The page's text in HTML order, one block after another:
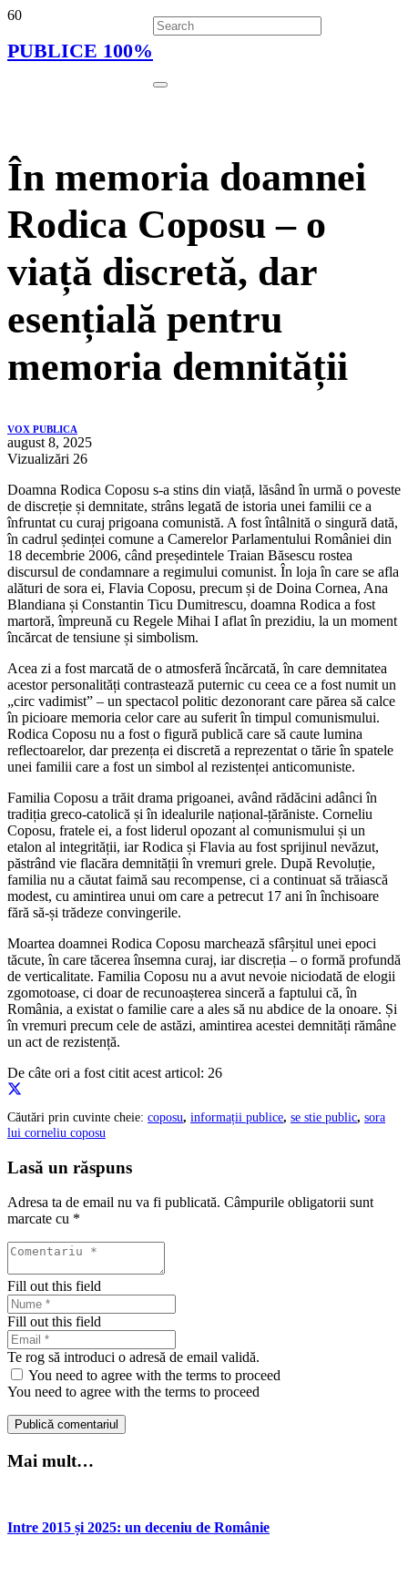
PUBLICE 100%
În memoria doamnei
Rodica Coposu – o
viață discretă, dar
esențială pentru
memoria demnității
VOX PUBLICA
august 8, 2025
Vizualizări 26
Doamna Rodica Coposu s-a stins din viață, lăsând în urmă o poveste
de discreție și demnitate, strâns legată de istoria unei familii ce a
înfruntat cu curaj prigoana comunistă. A fost întâlnită o singură dată,
în cadrul ședinței comune a Camerelor Parlamentului României din
18 decembrie 2006, când președintele Traian Băsescu rostea
discursul de condamnare a regimului comunist. În loja în care se afla
alături de sora ei, Flavia Coposu, precum și de Doina Cornea, Ana
Blandiana și Constantin Ticu Dumitrescu, doamna Rodica a fost
martoră, împreună cu Regele Mihai I aflat în prezidiu, la un moment
încărcat de tensiune și simbolism.
Acea zi a fost marcată de o atmosferă încărcată, în care demnitatea
acestor personalități contrastează puternic cu ceea ce a fost numit un
„circ vadimist” – un spectacol politic dezonorant care părea să calce
în picioare memoria celor care au suferit în timpul comunismului.
Rodica Coposu nu a fost o figură publică care să caute lumina
reflectoarelor, dar prezența ei discretă a reprezentat o tărie în spatele
unei familii care a fost un simbol al rezistenței anticomuniste.
Familia Coposu a trăit drama prigoanei, având rădăcini adânci în
tradiția greco-catolică și în idealurile național-țărăniste. Corneliu
Coposu, fratele ei, a fost liderul opozant al comunismului și un
etalon al integrității, iar Rodica și Flavia au fost sprijinul nevăzut,
păstrând vie flacăra demnității în vremuri grele. După Revoluție,
familia nu a căutat faimă sau recompense, ci a continuat să trăiască
modest, cu amintirea unui om care a petrecut 17 ani în închisoare
fără să-și trădeze convingerile.
Moartea doamnei Rodica Coposu marchează sfârșitul unei epoci
tăcute, în care tăcerea însemna curaj, iar discreția – o formă profundă
de verticalitate. Familia Coposu nu a avut nevoie niciodată de elogii
zgomotoase, ci doar de recunoașterea sinceră a faptului că, în
România, a existat o familie care a ales să nu abdice de la onoare. Și
în vremuri precum cele de astăzi, amintirea acestei demnități rămâne
un act de rezistență.
De câte ori a fost citit acest articol: 26
Căutări prin cuvinte cheie: coposu, informații publice, se stie public, sora
lui corneliu coposu
Lasă un răspuns
Adresa ta de email nu va fi publicată. Câmpurile obligatorii sunt
marcate cu *
Fill out this field
Fill out this field
Te rog să introduci o adresă de email validă.
You need to agree with the terms to proceed
You need to agree with the terms to proceed
Publică comentariul
Mai mult…
Intre 2015 și 2025: un deceniu de Românie